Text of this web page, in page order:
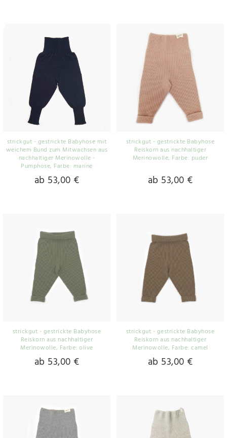
strickgut - gestrickte Babyhose mit
weichem Bund zum Mitwachsen aus
nachhaltiger Merinowolle -
Pumphose, Farbe: marine
ab 53,00 €
strickgut - gestrickte Babyhose
Reiskorn aus nachhaltiger
Merinowolle, Farbe: puder
ab 53,00 €
strickgut - gestrickte Babyhose
Reiskorn aus nachhaltiger
Merinowolle, Farbe: olive
ab 53,00 €
strickgut - gestrickte Babyhose
Reiskorn aus nachhaltiger
Merinowolle, Farbe: camel
ab 53,00 €